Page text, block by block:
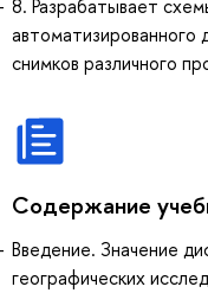
8. Разрабатывает
автоматизированного
снимков различного
Содержание
Введение. Значение
географических